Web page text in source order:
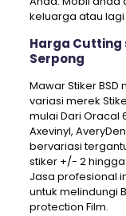
keluarga atau lagi
Harga Cutting
Serpong
Mawar Stiker
variasi merek
mulai Dari Oracal
Axevinyl,
bervariasi
stiker +/- 2
Jasa profesional
untuk melindungi
protection Film.